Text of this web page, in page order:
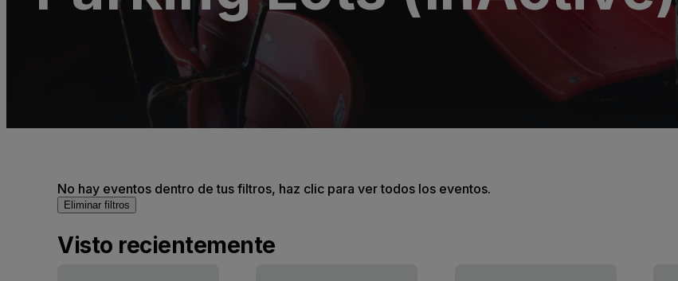
No hay eventos dentro de tus filtros, haz clic para ver todos los eventos.
Eliminar filtros
Visto recientemente